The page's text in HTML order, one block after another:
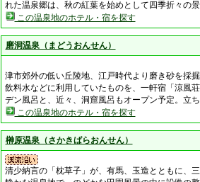
れた温泉郷は、秋の紅葉を始めとして四季折々の景
この温泉地のホテル・宿を探す
磨洞温泉（まどうおんせん）
津市郊外の低い丘陵地、江戸時代より磨き砂を採
飲料水などに利用していたものを、一軒宿「涼風
デン風呂と、近々、洞窟風呂もオープン予定。立
この温泉地のホテル・宿を探す
榊原温泉（さかきばらおんせん）
清少納言の「枕草子」が、有馬、玉造とともに、